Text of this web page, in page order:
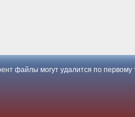
файлы могут удалится по